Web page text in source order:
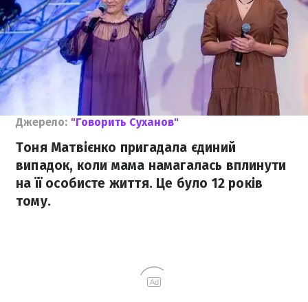
Джерело: "Говорить Суханов"
Тоня Матвієнко пригадала єдиний
випадок, коли мама намагалась вплинути
на її особисте життя. Це було 12 років
тому.
Ad